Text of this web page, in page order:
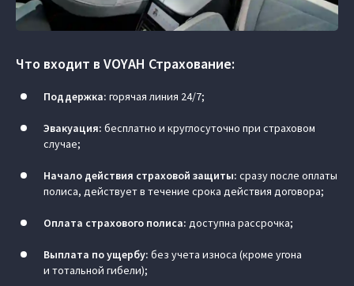
Что входит в VOYAH Страхование:
Поддержка: горячая линия 24/7;
Эвакуация: бесплатно и круглосуточно при страховом
случае;
Начало действия страховой защиты: сразу после оплаты
полиса, действует в течение срока действия договора;
Оплата страхового полиса: доступна рассрочка;
Выплата по ущербу: без учета износа (кроме угона
и тотальной гибели);